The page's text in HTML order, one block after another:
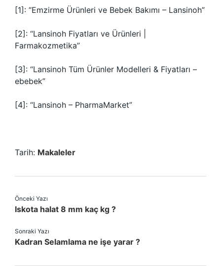
[1]: “Emzirme Ürünleri ve Bebek Bakımı – Lansinoh”
[2]: “Lansinoh Fiyatları ve Ürünleri |
Farmakozmetika”
[3]: “Lansinoh Tüm Ürünler Modelleri & Fiyatları –
ebebek”
[4]: “Lansinoh – PharmaMarket”
Tarih: Makaleler
Önceki Yazı
Iskota halat 8 mm kaç kg ?
Sonraki Yazı
Kadran Selamlama ne işe yarar ?